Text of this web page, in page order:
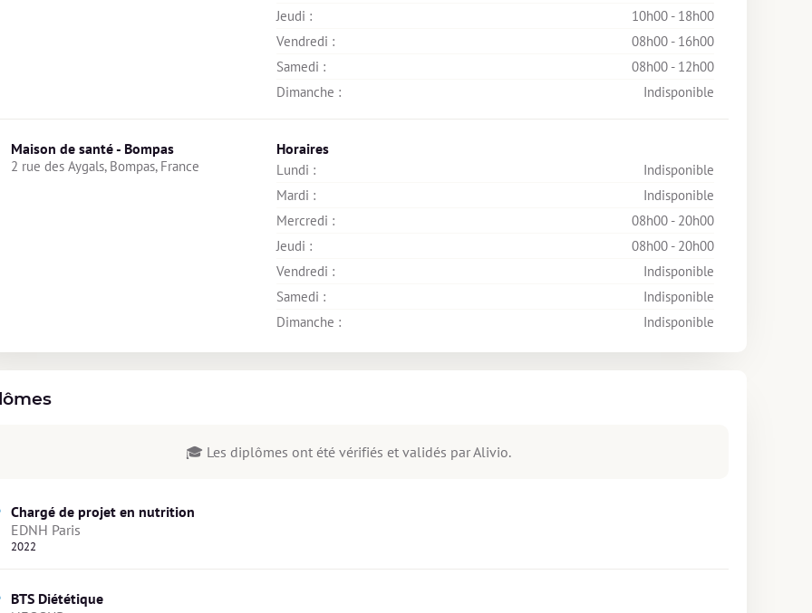
Jeudi :
10h00 - 18h00
Vendredi :
08h00 - 16h00
Samedi :
08h00 - 12h00
Dimanche :
Indisponible
Maison de santé - Bompas
2 rue des Aygals, Bompas, France
Horaires
Lundi :
Indisponible
Mardi :
Indisponible
Mercredi :
08h00 - 20h00
Jeudi :
08h00 - 20h00
Vendredi :
Indisponible
Samedi :
Indisponible
Dimanche :
Indisponible
🎓 Les diplômes ont été vérifiés et validés par Alivio.
Chargé de projet en nutrition
EDNH Paris
2022
BTS Diététique